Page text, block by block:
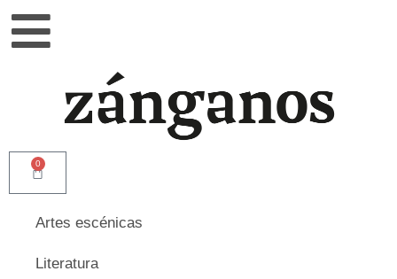
0
Artes escénicas
Literatura